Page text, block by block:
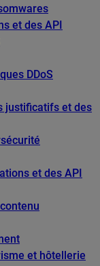
et des API
DDoS
justificatifs et des
et des API
et hôtellerie